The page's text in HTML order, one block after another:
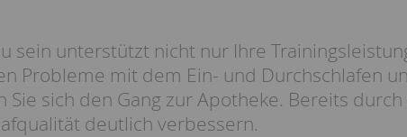
sein unterstützt nicht nur Ihre
Probleme mit dem Ein- und Durchschlafen
Sie sich den Gang zur Apotheke. Bereits
deutlich verbessern.